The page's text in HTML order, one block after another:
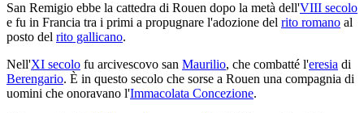
San Remigio ebbe la cattedra di Rouen dopo la metà dell'VIII secolo
e fu in Francia tra i primi a propugnare l'adozione del rito romano al
posto del rito gallicano.
Nell'XI secolo fu arcivescovo san Maurilio, che combatté l'eresia di
Berengario. È in questo secolo che sorse a Rouen una compagnia di
uomini che onoravano l'Immacolata Concezione.